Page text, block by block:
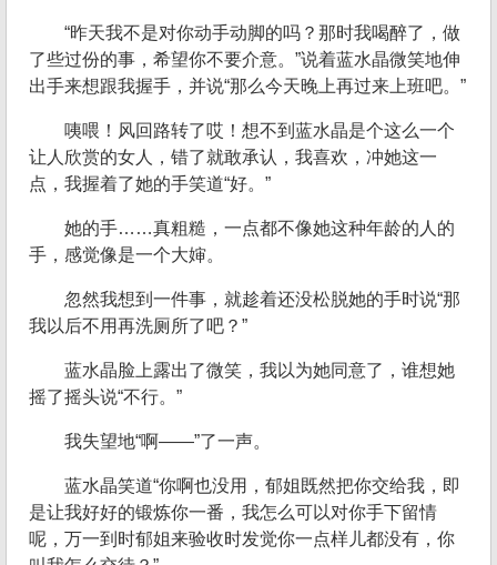
“昨天我不是对你动手动脚的吗？那时我喝醉了，做
了些过份的事，希望你不要介意。”说着蓝水晶微笑地伸
出手来想跟我握手，并说“那么今天晚上再过来上班吧。”
咦喂！风回路转了哎！想不到蓝水晶是个这么一个
让人欣赏的女人，错了就敢承认，我喜欢，冲她这一
点，我握着了她的手笑道“好。”
她的手……真粗糙，一点都不像她这种年龄的人的
手，感觉像是一个大婶。
忽然我想到一件事，就趁着还没松脱她的手时说“那
我以后不用再洗厕所了吧？”
蓝水晶脸上露出了微笑，我以为她同意了，谁想她
摇了摇头说“不行。”
我失望地“啊——”了一声。
蓝水晶笑道“你啊也没用，郁姐既然把你交给我，即
是让我好好的锻炼你一番，我怎么可以对你手下留情
呢，万一到时郁姐来验收时发觉你一点样儿都没有，你